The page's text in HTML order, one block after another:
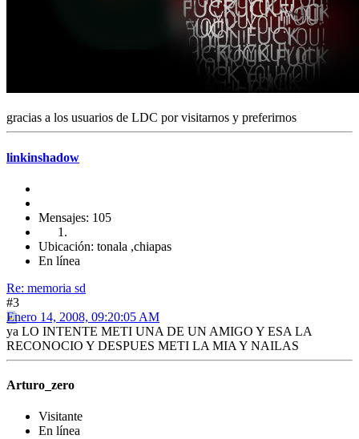
gracias a los usuarios de LDC por visitarnos y preferirnos
linkinshadow
Mensajes: 105
Ubicación: tonala ,chiapas
En línea
Re: memoria sd
#3
Enero 14, 2008, 09:20:05 AM
ya LO INTENTE METI UNA DE UN AMIGO Y ESA LA
RECONOCIO Y DESPUES METI LA MIA Y NAILAS
Arturo_zero
Visitante
En línea